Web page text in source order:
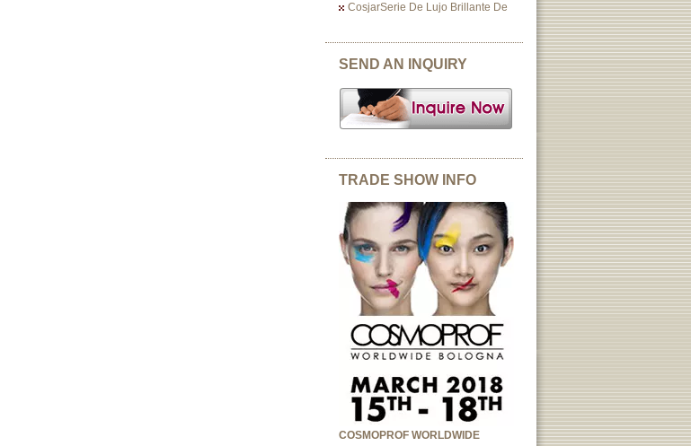
CosjarSerie De Lujo Brillante De
SEND AN INQUIRY
TRADE SHOW INFO
COSMOPROF WORLDWIDE